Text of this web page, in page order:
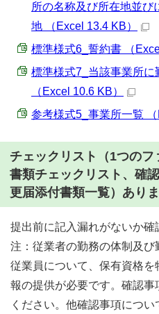
所の名称及び所在地並び
地 （Excel 13.4 KB）
標準様式6_誓約書 （
標準様式7_当該事業所
（Excel 10.6 KB）
参考様式5_事業所一覧 （
チェックリスト（1つの
書類チェックリスト、確
更届添付書類一覧）ありま
提出前に記入漏れがないか確
注：従業者の勤務の体制及
従業員について、保有資格
報の提供が必要です。確認
ください。他確認事項につ